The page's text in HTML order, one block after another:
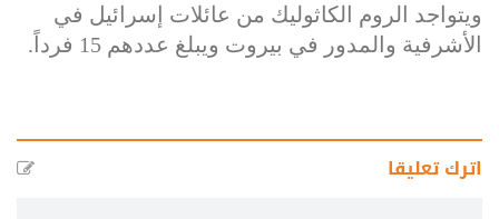
ويتواجد الروم الكاثوليك من عائلات إسرائيل في
الأشرفية والمدور في بيروت ويبلغ عددهم 15 فرداً.
اترك تعليقا